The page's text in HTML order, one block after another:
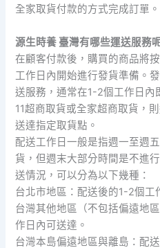
全家取貨付款的方式完成訂單。
源生時養 臺灣有哪些運送服務
在顧客付款後，購買的商品將
工作日內開始進行發貨準備。
送服務，通常在1-2個工作日
11超商取貨或全家超商取貨，
送達指定取貨點。
配送工作日一般是指週一至週
貨，但週末大部分時間是不進
送情況，可以分為以下幾種：
台北市地區：配送後的1-2個工
台灣其他地區（不包括偏遠地
作日內可送達。
台灣本島偏遠地區與離島：配